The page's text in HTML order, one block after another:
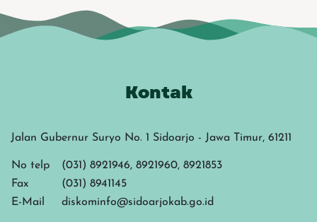
Kontak
Jalan Gubernur Suryo No. 1 Sidoarjo - Jawa Timur, 61211
No telp
(031) 8921946, 8921960, 8921853
Fax
(031) 8941145
E-Mail
diskominfo@sidoarjokab.go.id